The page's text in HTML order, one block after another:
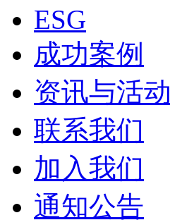
ESG
成功案例
资讯与活动
联系我们
加入我们
通知公告